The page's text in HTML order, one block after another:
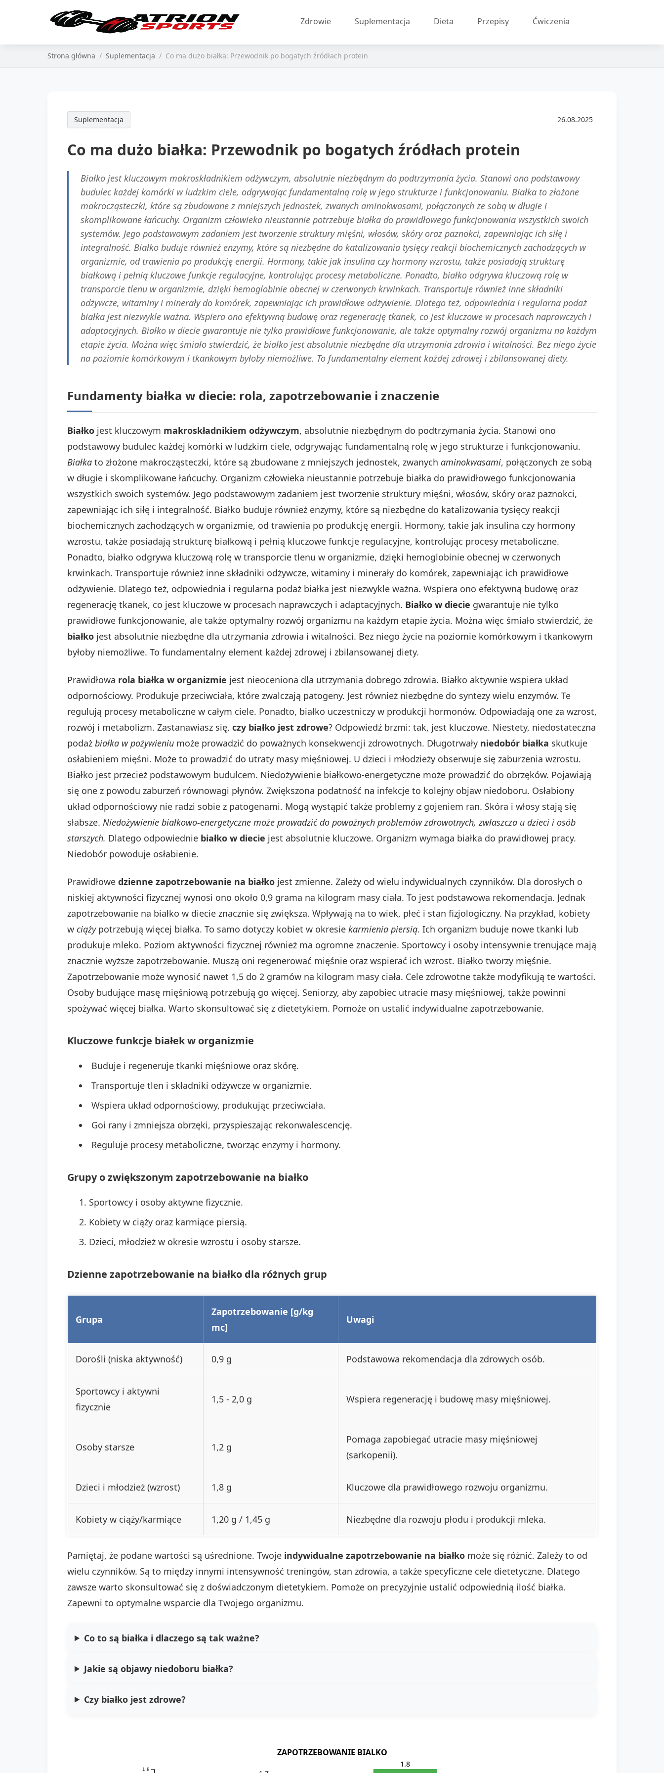
Zdrowie Suplementacja Dieta Przepisy Ćwiczenia
Strona główna Suplementacja Co ma dużo białka: Przewodnik po bogatych źródłach protein
Suplementacja 26.08.2025
Co ma dużo białka: Przewodnik po bogatych źródłach protein
Białko jest kluczowym makroskładnikiem odżywczym, absolutnie niezbędnym do podtrzymania życia. Stanowi ono podstawowy
budulec każdej komórki w ludzkim ciele, odgrywając fundamentalną rolę w jego strukturze i funkcjonowaniu. Białka to złożone
makrocząsteczki, które są zbudowane z mniejszych jednostek, zwanych aminokwasami, połączonych ze sobą w długie i
skomplikowane łańcuchy. Organizm człowieka nieustannie potrzebuje białka do prawidłowego funkcjonowania wszystkich swoich
systemów. Jego podstawowym zadaniem jest tworzenie struktury mięśni, włosów, skóry oraz paznokci, zapewniając ich siłę i
integralność. Białko buduje również enzymy, które są niezbędne do katalizowania tysięcy reakcji biochemicznych zachodzących w
organizmie, od trawienia po produkcję energii. Hormony, takie jak insulina czy hormony wzrostu, także posiadają strukturę
białkową i pełnią kluczowe funkcje regulacyjne, kontrolując procesy metaboliczne. Ponadto, białko odgrywa kluczową rolę w
transporcie tlenu w organizmie, dzięki hemoglobinie obecnej w czerwonych krwinkach. Transportuje również inne składniki
odżywcze, witaminy i minerały do komórek, zapewniając ich prawidłowe odżywienie. Dlatego też, odpowiednia i regularna podaż
białka jest niezwykle ważna. Wspiera ono efektywną budowę oraz regenerację tkanek, co jest kluczowe w procesach naprawczych i
adaptacyjnych. Białko w diecie gwarantuje nie tylko prawidłowe funkcjonowanie, ale także optymalny rozwój organizmu na każdym
etapie życia. Można więc śmiało stwierdzić, że białko jest absolutnie niezbędne dla utrzymania zdrowia i witalności. Bez niego życie
na poziomie komórkowym i tkankowym byłoby niemożliwe. To fundamentalny element każdej zdrowej i zbilansowanej diety.
Fundamenty białka w diecie: rola, zapotrzebowanie i znaczenie
Białko jest kluczowym makroskładnikiem odżywczym, absolutnie niezbędnym do podtrzymania życia. Stanowi ono
podstawowy budulec każdej komórki w ludzkim ciele, odgrywając fundamentalną rolę w jego strukturze i funkcjonowaniu.
Białka to złożone makrocząsteczki, które są zbudowane z mniejszych jednostek, zwanych aminokwasami, połączonych ze sobą
w długie i skomplikowane łańcuchy. Organizm człowieka nieustannie potrzebuje białka do prawidłowego funkcjonowania
wszystkich swoich systemów. Jego podstawowym zadaniem jest tworzenie struktury mięśni, włosów, skóry oraz paznokci,
zapewniając ich siłę i integralność. Białko buduje również enzymy, które są niezbędne do katalizowania tysięcy reakcji
biochemicznych zachodzących w organizmie, od trawienia po produkcję energii. Hormony, takie jak insulina czy hormony
wzrostu, także posiadają strukturę białkową i pełnią kluczowe funkcje regulacyjne, kontrolując procesy metaboliczne.
Ponadto, białko odgrywa kluczową rolę w transporcie tlenu w organizmie, dzięki hemoglobinie obecnej w czerwonych
krwinkach. Transportuje również inne składniki odżywcze, witaminy i minerały do komórek, zapewniając ich prawidłowe
odżywienie. Dlatego też, odpowiednia i regularna podaż białka jest niezwykle ważna. Wspiera ono efektywną budowę oraz
regenerację tkanek, co jest kluczowe w procesach naprawczych i adaptacyjnych. Białko w diecie gwarantuje nie tylko
prawidłowe funkcjonowanie, ale także optymalny rozwój organizmu na każdym etapie życia. Można więc śmiało stwierdzić, że
białko jest absolutnie niezbędne dla utrzymania zdrowia i witalności. Bez niego życie na poziomie komórkowym i tkankowym
byłoby niemożliwe. To fundamentalny element każdej zdrowej i zbilansowanej diety.
Prawidłowa rola białka w organizmie jest nieoceniona dla utrzymania dobrego zdrowia. Białko aktywnie wspiera układ
odpornościowy. Produkuje przeciwciała, które zwalczają patogeny. Jest również niezbędne do syntezy wielu enzymów. Te
regulują procesy metaboliczne w całym ciele. Ponadto, białko uczestniczy w produkcji hormonów. Odpowiadają one za wzrost,
rozwój i metabolizm. Zastanawiasz się, czy białko jest zdrowe? Odpowiedź brzmi: tak, jest kluczowe. Niestety, niedostateczna
podaż białka w pożywieniu może prowadzić do poważnych konsekwencji zdrowotnych. Długotrwały niedobór białka skutkuje
osłabieniem mięśni. Może to prowadzić do utraty masy mięśniowej. U dzieci i młodzieży obserwuje się zaburzenia wzrostu.
Białko jest przecież podstawowym budulcem. Niedożywienie białkowo-energetyczne może prowadzić do obrzęków. Pojawiają
się one z powodu zaburzeń równowagi płynów. Zwiększona podatność na infekcje to kolejny objaw niedoboru. Osłabiony
układ odpornościowy nie radzi sobie z patogenami. Mogą wystąpić także problemy z gojeniem ran. Skóra i włosy stają się
słabsze. Niedożywienie białkowo-energetyczne może prowadzić do poważnych problemów zdrowotnych, zwłaszcza u dzieci i osób
starszych. Dlatego odpowiednie białko w diecie jest absolutnie kluczowe. Organizm wymaga białka do prawidłowej pracy.
Niedobór powoduje osłabienie.
Prawidłowe dzienne zapotrzebowanie na białko jest zmienne. Zależy od wielu indywidualnych czynników. Dla dorosłych o
niskiej aktywności fizycznej wynosi ono około 0,9 grama na kilogram masy ciała. To jest podstawowa rekomendacja. Jednak
zapotrzebowanie na białko w diecie znacznie się zwiększa. Wpływają na to wiek, płeć i stan fizjologiczny. Na przykład, kobiety
w ciążypotrzebują więcej białka. To samo dotyczy kobiet w okresie karmienia piersią. Ich organizm buduje nowe tkanki lub
produkuje mleko. Poziom aktywności fizycznej również ma ogromne znaczenie. Sportowcy i osoby intensywnie trenujące mają
znacznie wyższe zapotrzebowanie. Muszą oni regenerować mięśnie oraz wspierać ich wzrost. Białko tworzy mięśnie.
Zapotrzebowanie może wynosić nawet 1,5 do 2 gramów na kilogram masy ciała. Cele zdrowotne także modyfikują te wartości.
Osoby budujące masę mięśniową potrzebują go więcej. Seniorzy, aby zapobiec utracie masy mięśniowej, także powinni
spożywać więcej białka. Warto skonsultować się z dietetykiem. Pomoże on ustalić indywidualne zapotrzebowanie.
Kluczowe funkcje białekw organizmie
Buduje i regeneruje tkanki mięśniowe oraz skórę.
Transportuje tlen i składniki odżywcze w organizmie.
Wspiera układ odpornościowy, produkując przeciwciała.
Goi rany i zmniejsza obrzęki, przyspieszając rekonwalescencję.
Reguluje procesy metaboliczne, tworząc enzymy i hormony.
Grupy o zwiększonym zapotrzebowanie na białko
Sportowcy i osoby aktywne fizycznie.
Kobiety w ciąży oraz karmiące piersią.
Dzieci, młodzież w okresie wzrostu i osoby starsze.
Dzienne zapotrzebowanie na białko dla różnych grup
Grupa
Zapotrzebowanie [g/kg
mc]
Uwagi
Dorośli (niska aktywność) 0,9 g Podstawowa rekomendacja dla zdrowych osób.
Sportowcy i aktywni
fizycznie
1,5 - 2,0 g Wspiera regenerację i budowę masy mięśniowej.
Osoby starsze 1,2 g
Pomaga zapobiegać utracie masy mięśniowej
(sarkopenii).
Dzieci i młodzież (wzrost) 1,8 g Kluczowe dla prawidłowego rozwoju organizmu.
Kobiety w ciąży/karmiące 1,20 g / 1,45 g Niezbędne dla rozwoju płodu i produkcji mleka.
Pamiętaj, że podane wartości są uśrednione. Twoje indywidualne zapotrzebowanie na białko może się różnić. Zależy to od
wielu czynników. Są to między innymi intensywność treningów, stan zdrowia, a także specyficzne cele dietetyczne. Dlatego
zawsze warto skonsultować się z doświadczonym dietetykiem. Pomoże on precyzyjnie ustalić odpowiednią ilość białka.
Zapewni to optymalne wsparcie dla Twojego organizmu.
Co to są białka i dlaczego są tak ważne?
Jakie są objawy niedoboru białka?
Czy białko jest zdrowe?
ZAPOTRZEBOWANIE BIALKO
1.8
1.8